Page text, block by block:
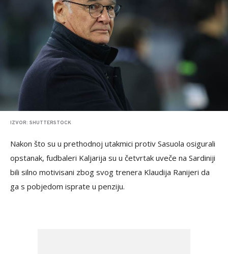
IZVOR: SHUTTERSTOCK
Nakon što su u prethodnoj utakmici protiv Sasuola osigurali
opstanak, fudbaleri Kaljarija su u četvrtak uveče na Sardiniji
bili silno motivisani zbog svog trenera Klaudija Ranijeri da
ga s pobjedom isprate u penziju.